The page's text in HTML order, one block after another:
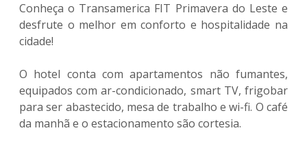
Conheça o Transamerica FIT Primavera do Leste e
desfrute o melhor em conforto e hospitalidade na
cidade!
O hotel conta com apartamentos não fumantes,
equipados com ar-condicionado, smart TV, frigobar
para ser abastecido, mesa de trabalho e wi-fi. O café
da manhã e o estacionamento são cortesia.